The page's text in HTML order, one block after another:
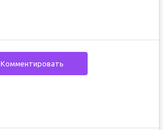
Комментировать